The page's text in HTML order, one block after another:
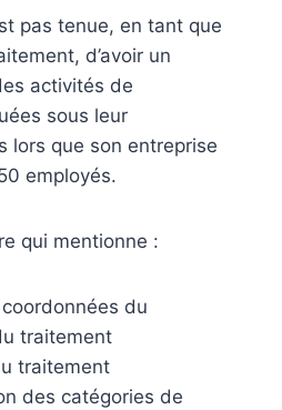
pas tenue, en tant que
d’avoir un
activités de
sous leur
lors que son entreprise
employés.
qui mentionne :
du
traitement
traitement
des catégories de